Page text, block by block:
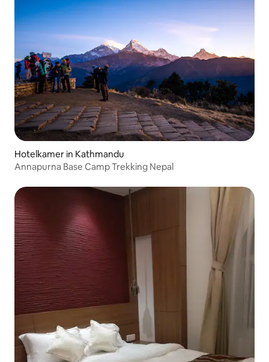
Hotelkamer in Kathmandu
Annapurna Base Camp Trekking Nepal